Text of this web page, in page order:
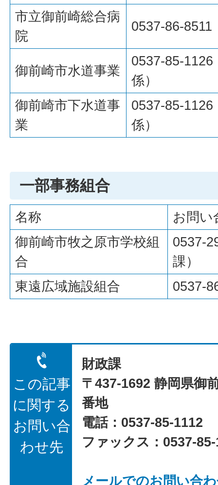
市立御前崎総合病
院
0537-86-8511
御前崎市水道事業
0537-85-
係）
御前崎市下水道事
業
0537-85-
係）
一部事務組合
名称
お問い
御前崎市牧之原市学校組
合
0537-
課）
東遠広域施設組合
0537-
この記事
に関する
お問い合
わせ先
財政課
〒437-1692 静岡県御
番地
電話：0537-85-1112
ファックス：0537-
メールでのお問い合